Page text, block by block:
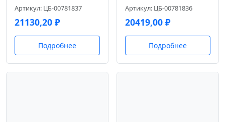
Артикул: ЦБ-00781837
21130,20 ₽
Подробнее
Артикул: ЦБ-00781836
20419,00 ₽
Подробнее